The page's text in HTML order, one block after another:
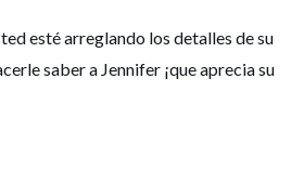
esté arreglando los detalles de su
saber a Jennifer ¡que aprecia su